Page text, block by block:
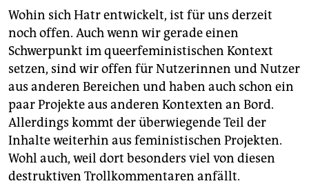
Wohin sich Hatr entwickelt, ist für uns derzeit
noch offen. Auch wenn wir gerade einen
Schwerpunkt im queerfeministischen Kontext
setzen, sind wir offen für Nutzerinnen und Nutzer
aus anderen Bereichen und haben auch schon ein
paar Projekte aus anderen Kontexten an Bord.
Allerdings kommt der überwiegende Teil der
Inhalte weiterhin aus feministischen Projekten.
Wohl auch, weil dort besonders viel von diesen
destruktiven Trollkommentaren anfällt.